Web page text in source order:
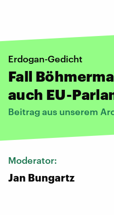
Erdogan-Gedicht
Fall
auch EU-
Beitrag aus unserem
Moderator:
Jan Bungartz